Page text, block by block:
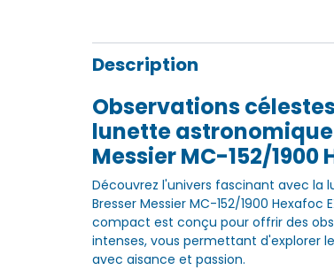
Description
Observations
lunette astronomique
Messier MC-152/1900
Découvrez l'univers fascinant avec la
Bresser Messier MC-152/1900 Hexafoc
compact est conçu pour offrir des
intenses, vous permettant d'explorer
avec aisance et passion.